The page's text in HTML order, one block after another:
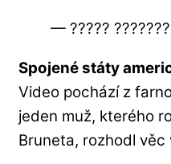
— ?????
Spojené státy
Video pochází z
jeden muž, kterého
Bruneta, rozhodl